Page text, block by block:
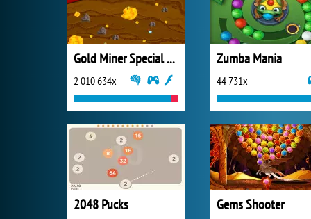
Gold Miner Special Edition
2 010 634x
Zumba Mania
44 731x
2048 Pucks Gems Shooter